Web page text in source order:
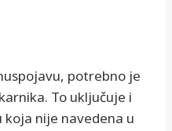
potrebno je
To uključuje i
koja nije navedena u